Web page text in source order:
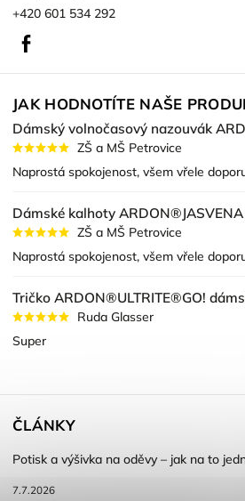
+420 601 534 292
JAK HODNOTÍTE NAŠE
Dámský volnočasový nazouvák
ZŠ a MŠ Petrovice
Naprostá spokojenost, všem vřele
Dámské kalhoty
ZŠ a MŠ Petrovice
Naprostá spokojenost, všem vřele
Tričko ARDON®ULTRITE®GO!
Ruda Glasser
Super
ČLÁNKY
Potisk a výšivka na oděvy – jak na to
7.7.2026